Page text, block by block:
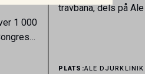
1 000
travbana, dels på
liksom teoretiska
PLATS:ALE DJURKLINIK